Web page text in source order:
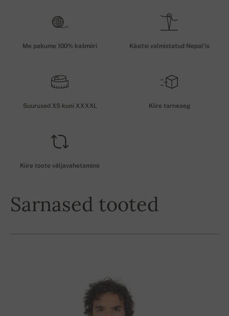
Me pakume 100% kašmiiri Käsitsi valmistatud Nepal'is
Suurused XS kuni XXXXL Kiire tarneaeg
Kiire toote väljavahetamine
Sarnased tooted